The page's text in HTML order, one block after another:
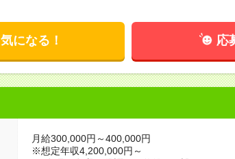
気になる！ 応
月給300,000円～400,000円
※想定年収4,200,000円～